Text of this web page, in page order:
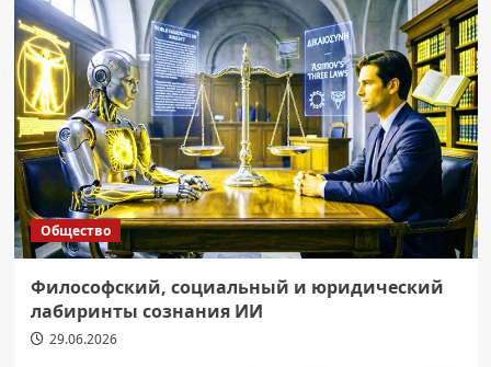
Общество
Философский, социальный и юридический
лабиринты сознания ИИ
29.06.2026